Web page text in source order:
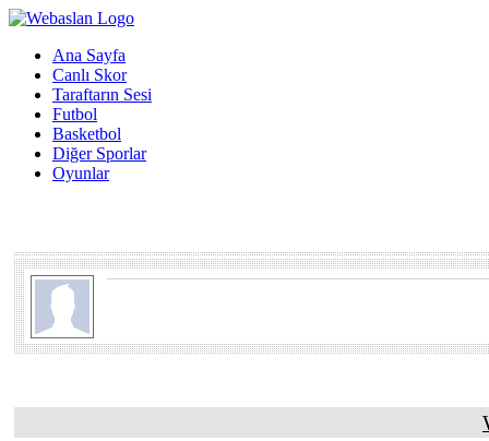
Ana Sayfa
Canlı Skor
Taraftarın Sesi
Futbol
Basketbol
Diğer Sporlar
Oyunlar